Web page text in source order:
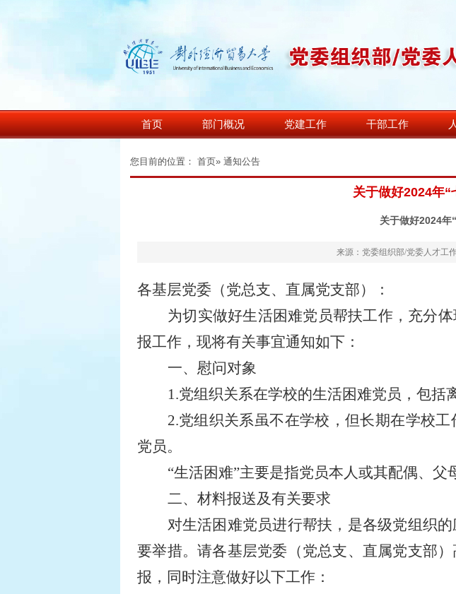
首页 部门概况 党建工作 干部工作
您目前的位置： 首页» 通知公告
关于做好2024年“
关于做好2024年
来源：党委组织部/党委人才工
各基层党委（党总支、直属党支部）：
为切实做好生活困难党员帮扶工作，充分
报工作，现将有关事宜通知如下：
一、慰问对象
1.党组织关系在学校的生活困难党员，包括
2.党组织关系虽不在学校，但长期在学校
党员。
“生活困难”主要是指党员本人或其配偶、父
二、材料报送及有关要求
对生活困难党员进行帮扶，是各级党组织
要举措。请各基层党委（党总支、直属党支部
报，同时注意做好以下工作：